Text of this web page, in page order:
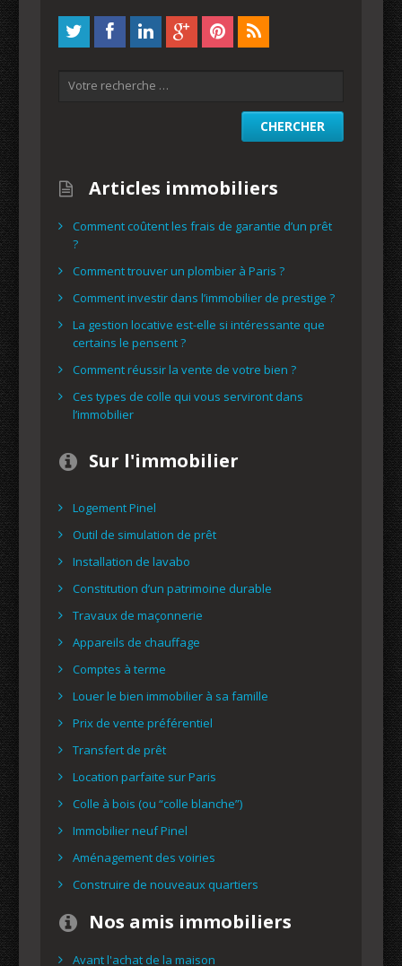
Articles immobiliers
Comment coûtent les frais de garantie d’un prêt
?
Comment trouver un plombier à Paris ?
Comment investir dans l’immobilier de prestige ?
La gestion locative est-elle si intéressante que
certains le pensent ?
Comment réussir la vente de votre bien ?
Ces types de colle qui vous serviront dans
l’immobilier
Sur l'immobilier
Logement Pinel
Outil de simulation de prêt
Installation de lavabo
Constitution d’un patrimoine durable
Travaux de maçonnerie
Appareils de chauffage
Comptes à terme
Louer le bien immobilier à sa famille
Prix de vente préférentiel
Transfert de prêt
Location parfaite sur Paris
Colle à bois (ou “colle blanche”)
Immobilier neuf Pinel
Aménagement des voiries
Construire de nouveaux quartiers
Nos amis immobiliers
Avant l'achat de la maison